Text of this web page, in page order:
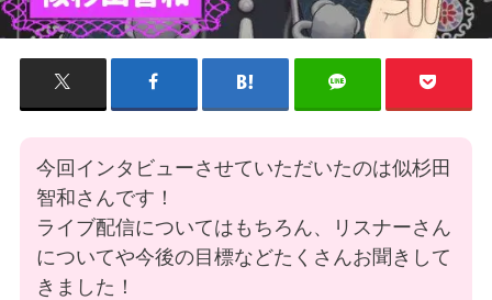
今回インタビューさせていただいたのは似杉田
智和さんです！
ライブ配信についてはもちろん、リスナーさん
についてや今後の目標などたくさんお聞きして
きました！